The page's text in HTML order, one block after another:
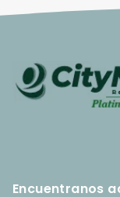
Encuentranos